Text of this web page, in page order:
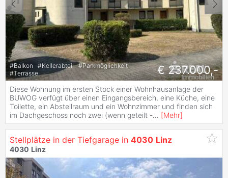
#Balkon #Kellerabteil #Parkmöglichkeit
#Terrasse € 237.000,-
Diese Wohnung im ersten Stock einer Wohnhausanlage der
BUWOG verfügt über einen Eingangsbereich, eine Küche, eine
Toilette, ein Abstellraum und ein Wohnzimmer und finden sich
im Dachgeschoss noch zwei (wenn geteilt -... [Mehr]
Stellplätze in der Tiefgarage in 4030 Linz
4030 Linz